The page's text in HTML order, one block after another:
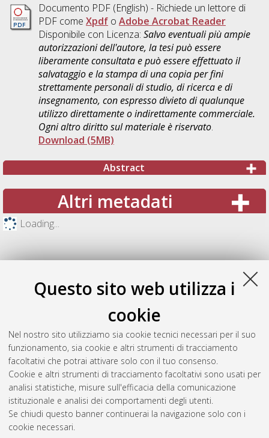
Questo sito web utilizza i
cookie
Nel nostro sito utilizziamo sia cookie tecnici necessari per il suo
funzionamento, sia cookie e altri strumenti di tracciamento
facoltativi che potrai attivare solo con il tuo consenso.
Cookie e altri strumenti di tracciamento facoltativi sono usati per
analisi statistiche, misure sull'efficacia della comunicazione
istituzionale e analisi dei comportamenti degli utenti.
Se chiudi questo banner continuerai la navigazione solo con i
cookie necessari.
Documento PDF(English) - Richiede un lettore di
PDF come Xpdfo Adobe Acrobat Reader
Disponibile con Licenza: Salvo eventuali più ampie
autorizzazioni dell'autore, la tesi può essere
liberamente consultata e può essere effettuato il
salvataggio e la stampa di una copia per fini
strettamente personali di studio, di ricerca e di
insegnamento, con espresso divieto di qualunque
utilizzo direttamente o indirettamente commerciale.
Ogni altro diritto sul materiale è riservato.
Download (5MB)
Abstract
Altri metadati
Loading...
Gestione del documento:
Atom